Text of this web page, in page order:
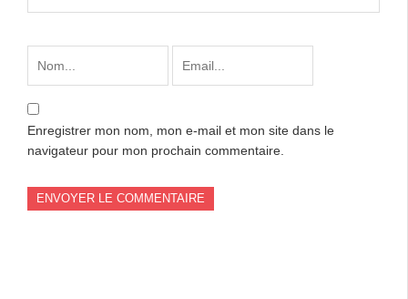
Enregistrer mon nom, mon e-mail et mon site dans le
navigateur pour mon prochain commentaire.